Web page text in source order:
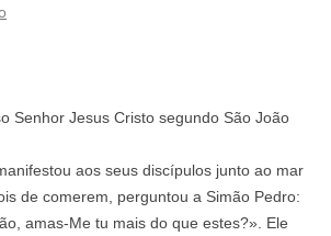
Senhor Jesus Cristo segundo São João
aos seus discípulos junto ao mar
de comerem, perguntou a Simão Pedro:
amas-Me tu mais do que estes?». Ele